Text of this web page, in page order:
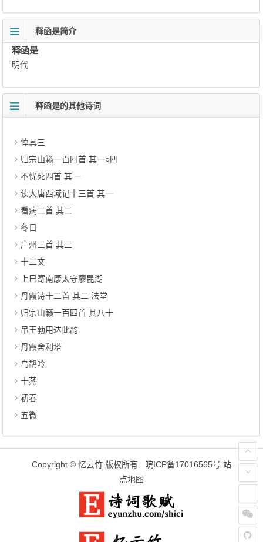
释函是简介
释函是
明代
释函是的其他诗词
悼具三
归宗山籁一百四首 其一○四
不忧死四首 其一
读大唐西域记十三首 其一
看病二首 其二
冬日
广州三首 其三
十二文
上巳寄南康太守廖昆湖
丹霞诗十二首 其二 法堂
归宗山籁一百四首 其八十
吊王勃用达此韵
丹霞舍利塔
乌鹊吟
十蒸
初春
五微
Copyright © 忆云竹 版权所有. 皖ICP备17016565号 站
点地图